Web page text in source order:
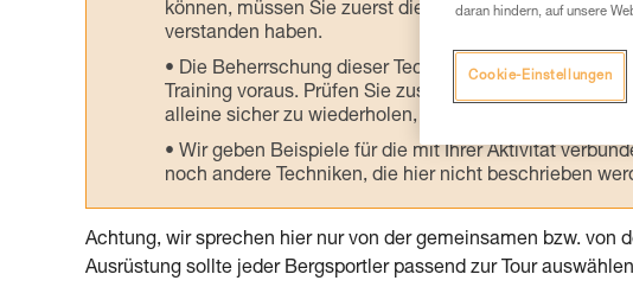
können, müssen Sie zuerst die in der
verstanden haben.
Die Beherrschung dieser Techniken setzt eine
Training voraus. Prüfen Sie zusammen mit einem Profi,
alleine sicher zu wiederholen, bevor Sie ihn
Wir geben Beispiele für die mit Ihrer Aktivität
noch andere Techniken, die hier nicht beschrieben
Achtung, wir sprechen hier nur von der gemeinsamen bzw. von
Ausrüstung sollte jeder Bergsportler passend zur Tour
daran hindern, auf unsere
Cookie-Einstellungen